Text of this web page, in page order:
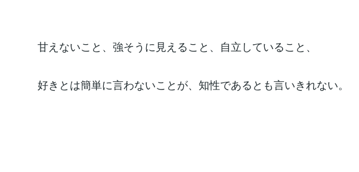
甘えないこと、強そうに見えること、自立していること、
好きとは簡単に言わないことが、知性であるとも言いきれない。